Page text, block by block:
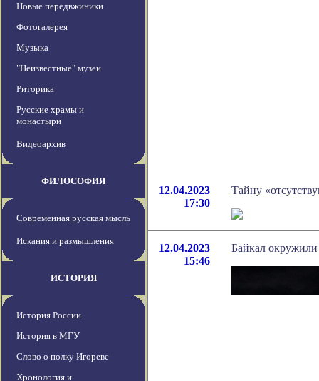
Новые передвжиники
Фотогалерея
Музыка
"Неизвестные" музеи
Риторика
Русские храмы и
монастыри
Видеоархив
ФИЛОСОФИЯ
Современная русская мысль
Искания и размышления
ИСТОРИЯ
История России
История в МГУ
Слово о полку Игореве
Хронология и
12.04.2023
17:30
Тайну
12.04.2023
15:46
Байкал окружили